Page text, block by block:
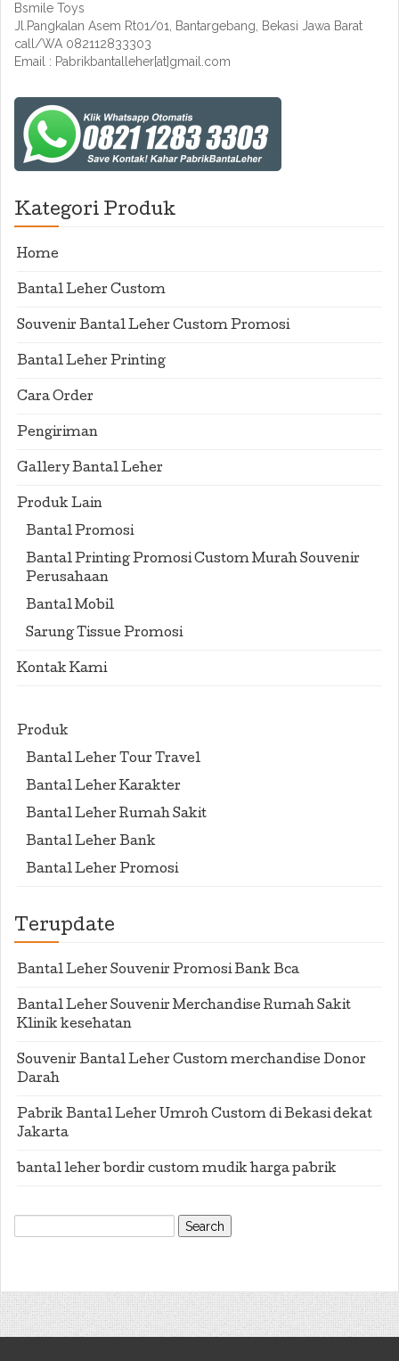
Bsmile Toys
Jl.Pangkalan Asem Rt01/01, Bantargebang, Bekasi Jawa Barat
call/WA 082112833303
Email : Pabrikbantalleher[at]gmail.com
Kategori Produk
Home
Bantal Leher Custom
Souvenir Bantal Leher Custom Promosi
Bantal Leher Printing
Cara Order
Pengiriman
Gallery Bantal Leher
Produk Lain
Bantal Promosi
Bantal Printing Promosi Custom Murah Souvenir
Perusahaan
Bantal Mobil
Sarung Tissue Promosi
Kontak Kami
Produk
Bantal Leher Tour Travel
Bantal Leher Karakter
Bantal Leher Rumah Sakit
Bantal Leher Bank
Bantal Leher Promosi
Terupdate
Bantal Leher Souvenir Promosi Bank Bca
Bantal Leher Souvenir Merchandise Rumah Sakit
Klinik kesehatan
Souvenir Bantal Leher Custom merchandise Donor
Darah
Pabrik Bantal Leher Umroh Custom di Bekasi dekat
Jakarta
bantal leher bordir custom mudik harga pabrik
Search
for: